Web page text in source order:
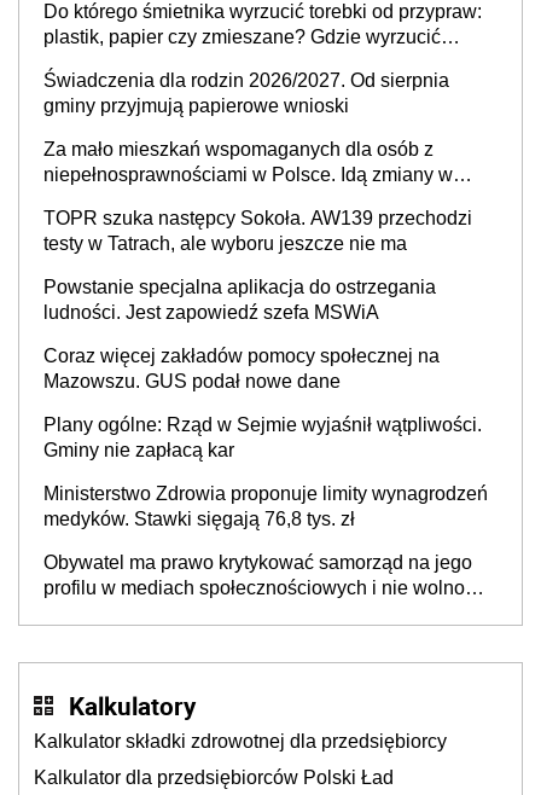
Do którego śmietnika wyrzucić torebki od przypraw:
plastik, papier czy zmieszane? Gdzie wyrzucić
Świadczenia dla rodzin 2026/2027. Od sierpnia
gminy przyjmują papierowe wnioski
Za mało mieszkań wspomaganych dla osób z
niepełnosprawnościami w Polsce. Idą zmiany w
TOPR szuka następcy Sokoła. AW139 przechodzi
testy w Tatrach, ale wyboru jeszcze nie ma
Powstanie specjalna aplikacja do ostrzegania
ludności. Jest zapowiedź szefa MSWiA
Coraz więcej zakładów pomocy społecznej na
Mazowszu. GUS podał nowe dane
Plany ogólne: Rząd w Sejmie wyjaśnił wątpliwości.
Gminy nie zapłacą kar
Ministerstwo Zdrowia proponuje limity wynagrodzeń
medyków. Stawki sięgają 76,8 tys. zł
Obywatel ma prawo krytykować samorząd na jego
profilu w mediach społecznościowych i nie wolno
Kalkulatory
Kalkulator składki zdrowotnej dla przedsiębiorcy
Kalkulator dla przedsiębiorców Polski Ład